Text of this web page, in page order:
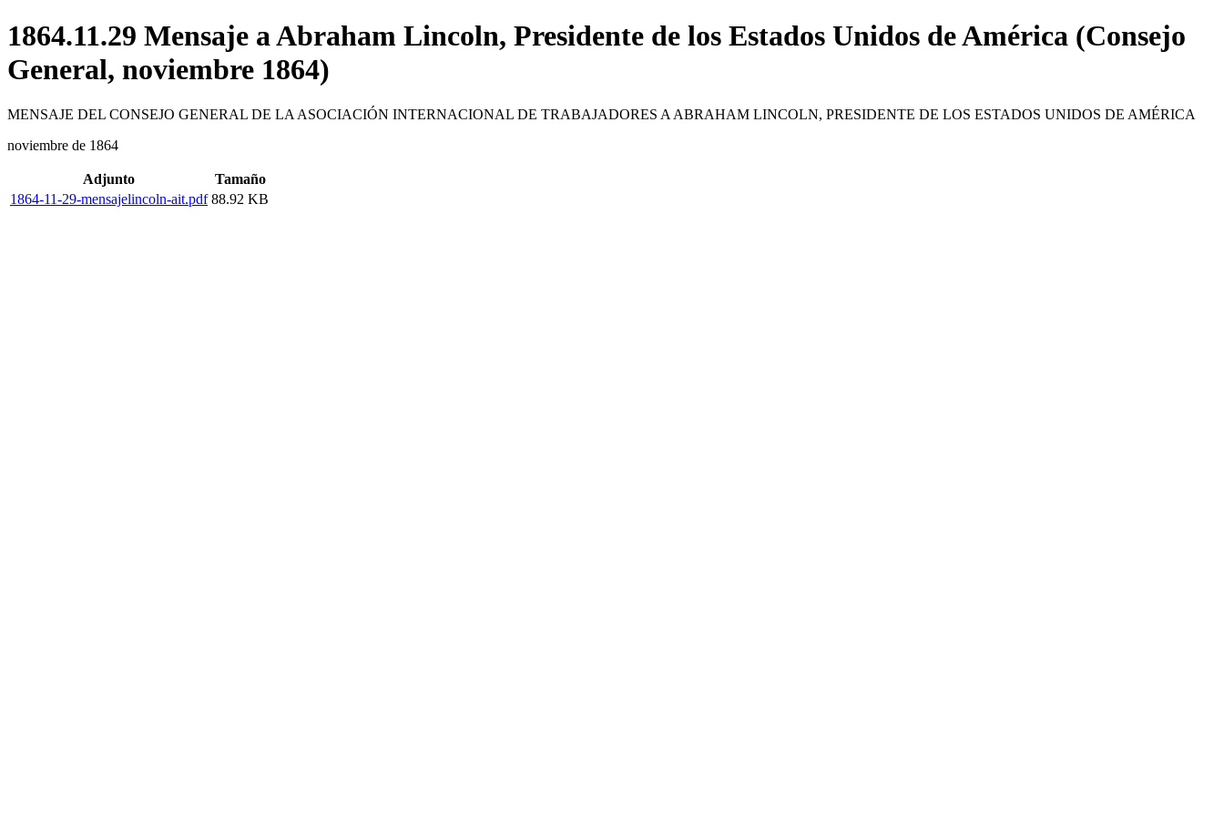
1864.11.29 Mensaje a Abraham Lincoln, Presidente de los Estados Unidos de América (Consejo
General, noviembre 1864)
MENSAJE DEL CONSEJO GENERAL DE LA ASOCIACIÓN INTERNACIONAL DE TRABAJADORES A ABRAHAM LINCOLN, PRESIDENTE DE LOS ESTADOS UNIDOS DE AMÉRICA
noviembre de 1864
Adjunto
Tamaño
1864-11-29-mensajelincoln-ait.pdf 88.92 KB